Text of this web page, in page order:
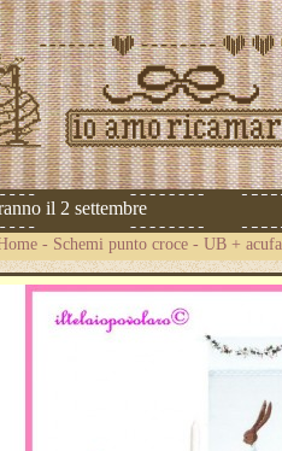
il 2 settembre
- Schemi punto croce - UB +